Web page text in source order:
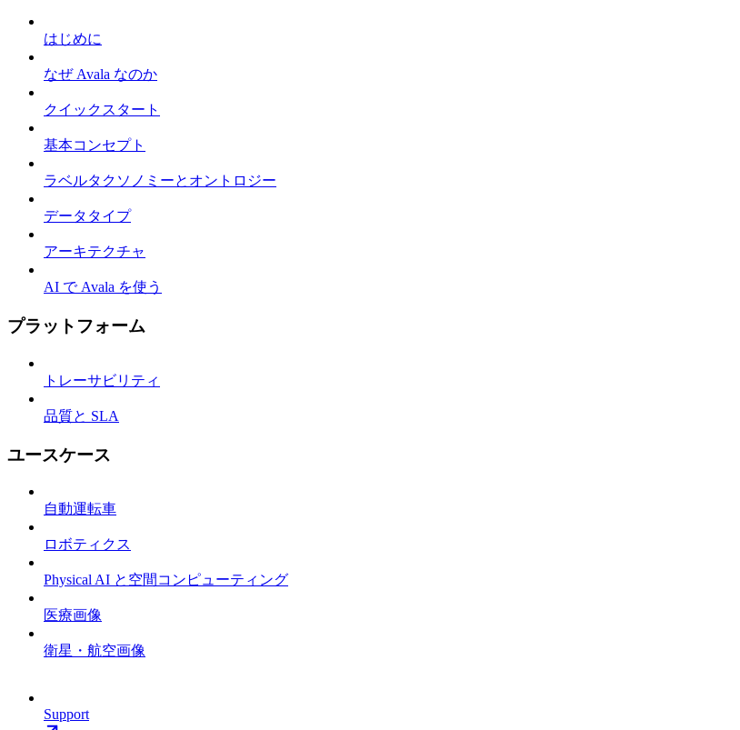
はじめに
なぜ Avala なのか
クイックスタート
基本コンセプト
ラベルタクソノミーとオントロジー
データタイプ
アーキテクチャ
AI で Avala を使う
プラットフォーム
トレーサビリティ
品質と SLA
ユースケース
自動運転車
ロボティクス
Physical AI と空間コンピューティング
医療画像
衛星・航空画像
Support